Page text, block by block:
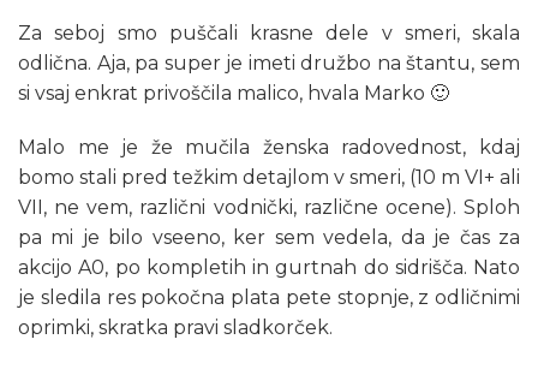
Za seboj smo puščali krasne dele v smeri, skala
odlična. Aja, pa super je imeti družbo na štantu, sem
si vsaj enkrat privoščila malico, hvala Marko 🙂
Malo me je že mučila ženska radovednost, kdaj
bomo stali pred težkim detajlom v smeri, (10 m VI+ ali
VII, ne vem, različni vodnički, različne ocene). Sploh
pa mi je bilo vseeno, ker sem vedela, da je čas za
akcijo A0, po kompletih in gurtnah do sidrišča. Nato
je sledila res pokočna plata pete stopnje, z odličnimi
oprimki, skratka pravi sladkorček.